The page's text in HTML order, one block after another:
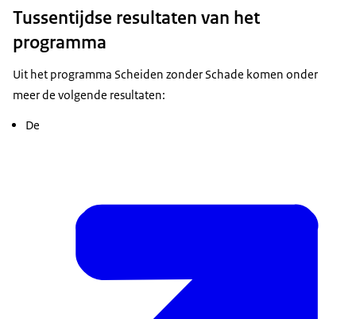
Tussentijdse resultaten van het
programma
Uit het programma Scheiden zonder Schade komen onder
meer de volgende resultaten:
De